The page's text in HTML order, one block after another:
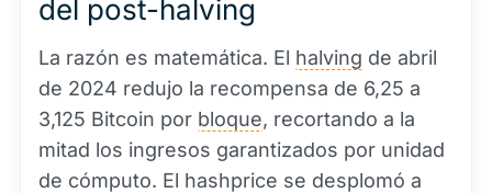
del post-halving
La razón es matemática. El halving de abril
de 2024 redujo la recompensa de 6,25 a
3,125 Bitcoin por bloque, recortando a la
mitad los ingresos garantizados por unidad
de cómputo. El hashprice se desplomó a